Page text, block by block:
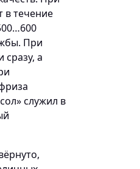
в течение
При
а
служил в